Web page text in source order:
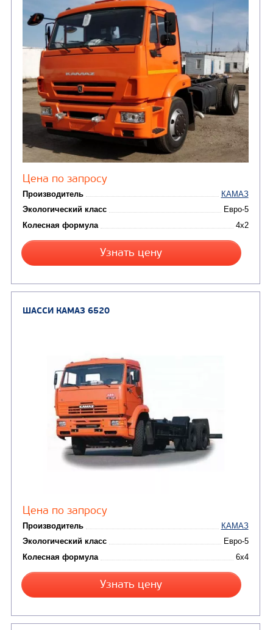
Автофургоны (2)
Шасси (12)
АВТОБУСЫ
Вахтовые автобусы
АВТОЦИСТЕРНЫ
Автотопливозаправщики
CHAMELEON (г. Егорьевск)(8)
Молоковозы, водовозы(7)
Автогудронаторы(8)
Крано-
установки (КМУ)
КОММУНАЛЬНАЯ
ТЕХНИКА
Комбинированные
машины
(18)
Вакуумные машины
Илососные машины
Каналопромывочные
Мусоровозы
ШАССИ КАМАЗ 43253
Цена по запросу
Производитель
Колесная формула